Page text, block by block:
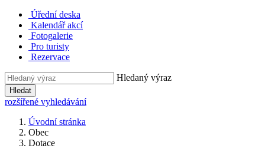
Úřední deska
Kalendář akcí
Fotogalerie
Pro turisty
Rezervace
Hledaný výraz
Hledat
rozšířené vyhledávání
Úvodní stránka
Obec
Dotace